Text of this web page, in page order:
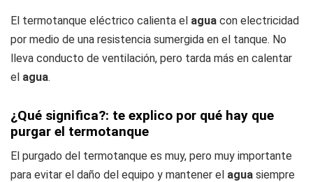
El termotanque eléctrico calienta el agua con electricidad
por medio de una resistencia sumergida en el tanque. No
lleva conducto de ventilación, pero tarda más en calentar
el agua.
¿Qué significa?: te explico por qué hay que
purgar el termotanque
El purgado del termotanque es muy, pero muy importante
para evitar el daño del equipo y mantener el agua siempre